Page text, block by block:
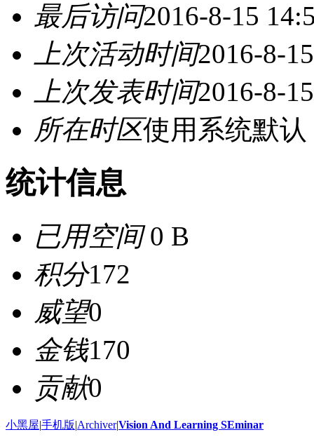
最后访问2016-8-15
上次活动时间2016-8-
上次发表时间2016-8-
所在时区使用系统默认
统计信息
已用空间0 B
积分172
威望0
金钱170
贡献0
小黑屋|手机版|Archiver|Vision And Learning SEminar